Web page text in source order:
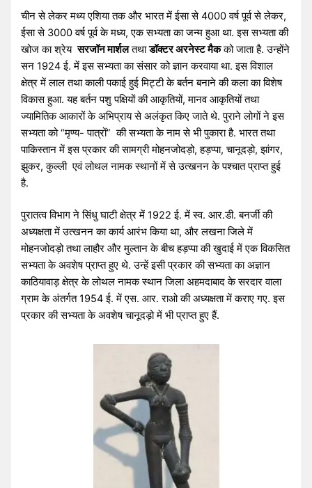
चीन से लेकर मध्य एशिया तक और भारत में ईसा से 4000 वर्ष पूर्व से लेकर,
ईसा से 3000 वर्ष पूर्व के मध्य, एक सभ्यता का जन्म हुआ था. इस सभ्यता की
खोज का श्रेयसरजॉन मार्शलतथाडॉक्टर अरनेस्ट मैकको जाता है. उन्होंने
सन 1924 ई. में इस सभ्यता का संसार को ज्ञान करवाया था. इस विशाल
क्षेत्र में लाल तथा काली पकाई हुई मिट्टी के बर्तन बनाने की कला का विशेष
विकास हुआ. यह बर्तन पशु पक्षियों की आकृतियों, मानव आकृतियों तथा
ज्यामितिक आकारों के अभिप्राय से अलंकृत किए जाते थे. पुराने लोगों ने इस
सभ्यता को “मृण्य- पात्रों” की सभ्यता के नाम से भी पुकारा है. भारत तथा
पाकिस्तान में इस प्रकार की सामग्री मोहनजोदड़ो, हड़प्पा, चानूदड़ो, झांगर,
झुकर, कुल्ली एवं लोथल नामक स्थानों में से उत्खनन के पश्चात प्राप्त हुई
है.
पुरातत्व विभाग ने सिंधु घाटी क्षेत्र में 1922 ई. में स्व. आर.डी. बनर्जी की
अध्यक्षता में उत्खनन का कार्य आरंभ किया था, और लखना जिले में
मोहनजोदड़ो तथा लाहौर और मुल्तान के बीच हड़प्पा की खुदाई में एक विकसित
सभ्यता के अवशेष प्राप्त हुए थे. उन्हें इसी प्रकार की सभ्यता का अज्ञान
काठियावाड़ क्षेत्र के लोथल नामक स्थान जिला अहमदाबाद के सरदार वाला
ग्राम के अंतर्गत 1954 ई. में एस. आर. राओ की अध्यक्षता में कराए गए. इस
प्रकार की सभ्यता के अवशेष चानूदड़ो में भी प्राप्त हुए हैं.